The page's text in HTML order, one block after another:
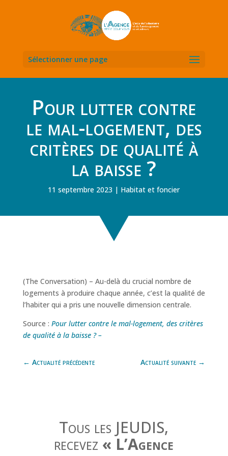
Sélectionner une page
Pour lutter contre
le mal-logement, des
critères de qualité à
la baisse ?
11 septembre 2023 Habitat et foncier
(The Conversation) – Au-delà du crucial nombre de
logements à produire chaque année, c’est la qualité de
l’habiter qui a pris une nouvelle dimension centrale.
Source : Pour lutter contre le mal-logement, des critères
de qualité à la baisse ? –
← Actualité précédente Actualité suivante →
Tous les JEUDIS,
recevez « L’Agence